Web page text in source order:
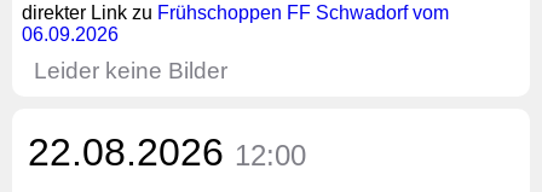
direkter Link zu Frühschoppen FF Schwadorf vom
06.09.2026
Leider keine Bilder
22.08.2026 12:00